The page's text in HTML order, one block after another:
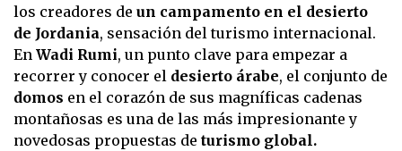
los creadores de un campamento en el desierto
de Jordania, sensación del turismo internacional.
En Wadi Rumi, un punto clave para empezar a
recorrer y conocer el desierto árabe, el conjunto de
domos en el corazón de sus magníficas cadenas
montañosas es una de las más impresionante y
novedosas propuestas de turismo global.